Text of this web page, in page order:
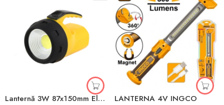
Lanternă 3W 87x150mm Elmos LANTERNA 4V INGCO